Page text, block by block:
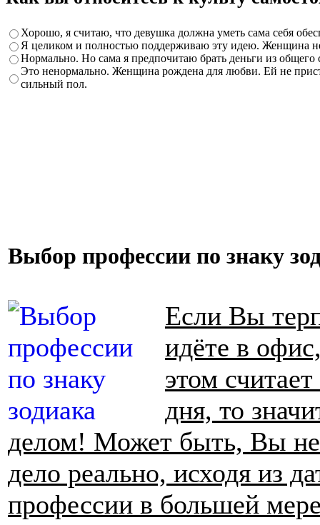
Хорошо, я считаю, что девушка должна уметь сама себя
Я целиком и полностью поддерживаю эту идею. Женщина
Нормально. Но сама я предпочитаю брать деньги из общего
Это ненормально. Женщина рождена для любви. Ей не
сильный пол.
Выбор профессии по знаку
Если Вы
идёте в
этом
дня, то
делом! Может быть, Вы
дело реально, исходя из
профессии в большей